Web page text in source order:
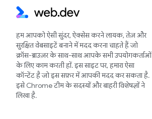
हम आपको ऐसी सुंदर, ऐक्सेस करने लायक, तेज़ और
सुरक्षित वेबसाइटें बनाने में मदद करना चाहते हैं जो
क्रॉस-ब्राउज़र के साथ-साथ आपके सभी उपयोगकर्ताओं
के लिए काम करती हों. इस साइट पर, हमारा ऐसा
कॉन्टेंट है जो इस सफ़र में आपकी मदद कर सकता है.
इसे Chrome टीम के सदस्यों और बाहरी विशेषज्ञों ने
लिखा है.